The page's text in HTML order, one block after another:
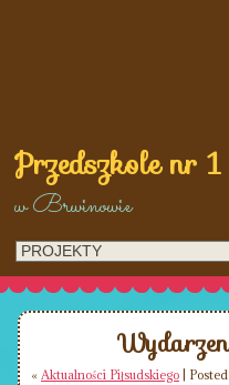
Przedszkole nr 1
w Brwinowie
« Aktualności Piłsudskiego |